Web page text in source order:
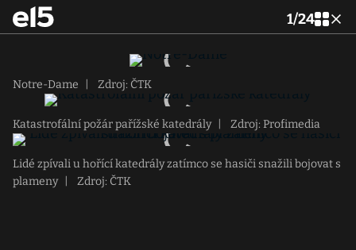
1/24
Notre-Dame Zdroj: ČTK
Katastrofální požár pařížské katedrály Zdroj: Profimedia
Lidé zpívali u hořící katedrály zatímco se hasiči snažili bojovat s
plameny
Zdroj: ČTK